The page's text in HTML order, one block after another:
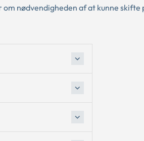
nødvendigheden af at kunne skifte